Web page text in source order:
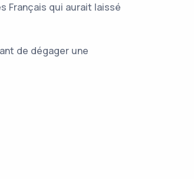
Français qui aurait laissé
de dégager une